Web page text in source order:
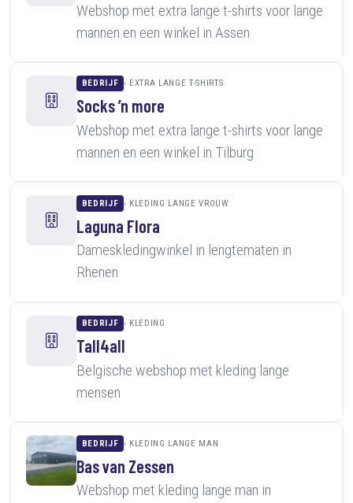
Webshop met extra lange t-shirts voor lange
mannen en een winkel in Assen
BEDRIJF EXTRA LANGE T-SHIRTS
Socks ’n more
Webshop met extra lange t-shirts voor lange
mannen en een winkel in Tilburg
BEDRIJF KLEDING LANGE VROUW
Laguna Flora
Dameskledingwinkel in lengtematen in
Rhenen
BEDRIJF KLEDING
Tall4all
Belgische webshop met kleding lange
mensen
BEDRIJF KLEDING LANGE MAN
Bas van Zessen
Webshop met kleding lange man in